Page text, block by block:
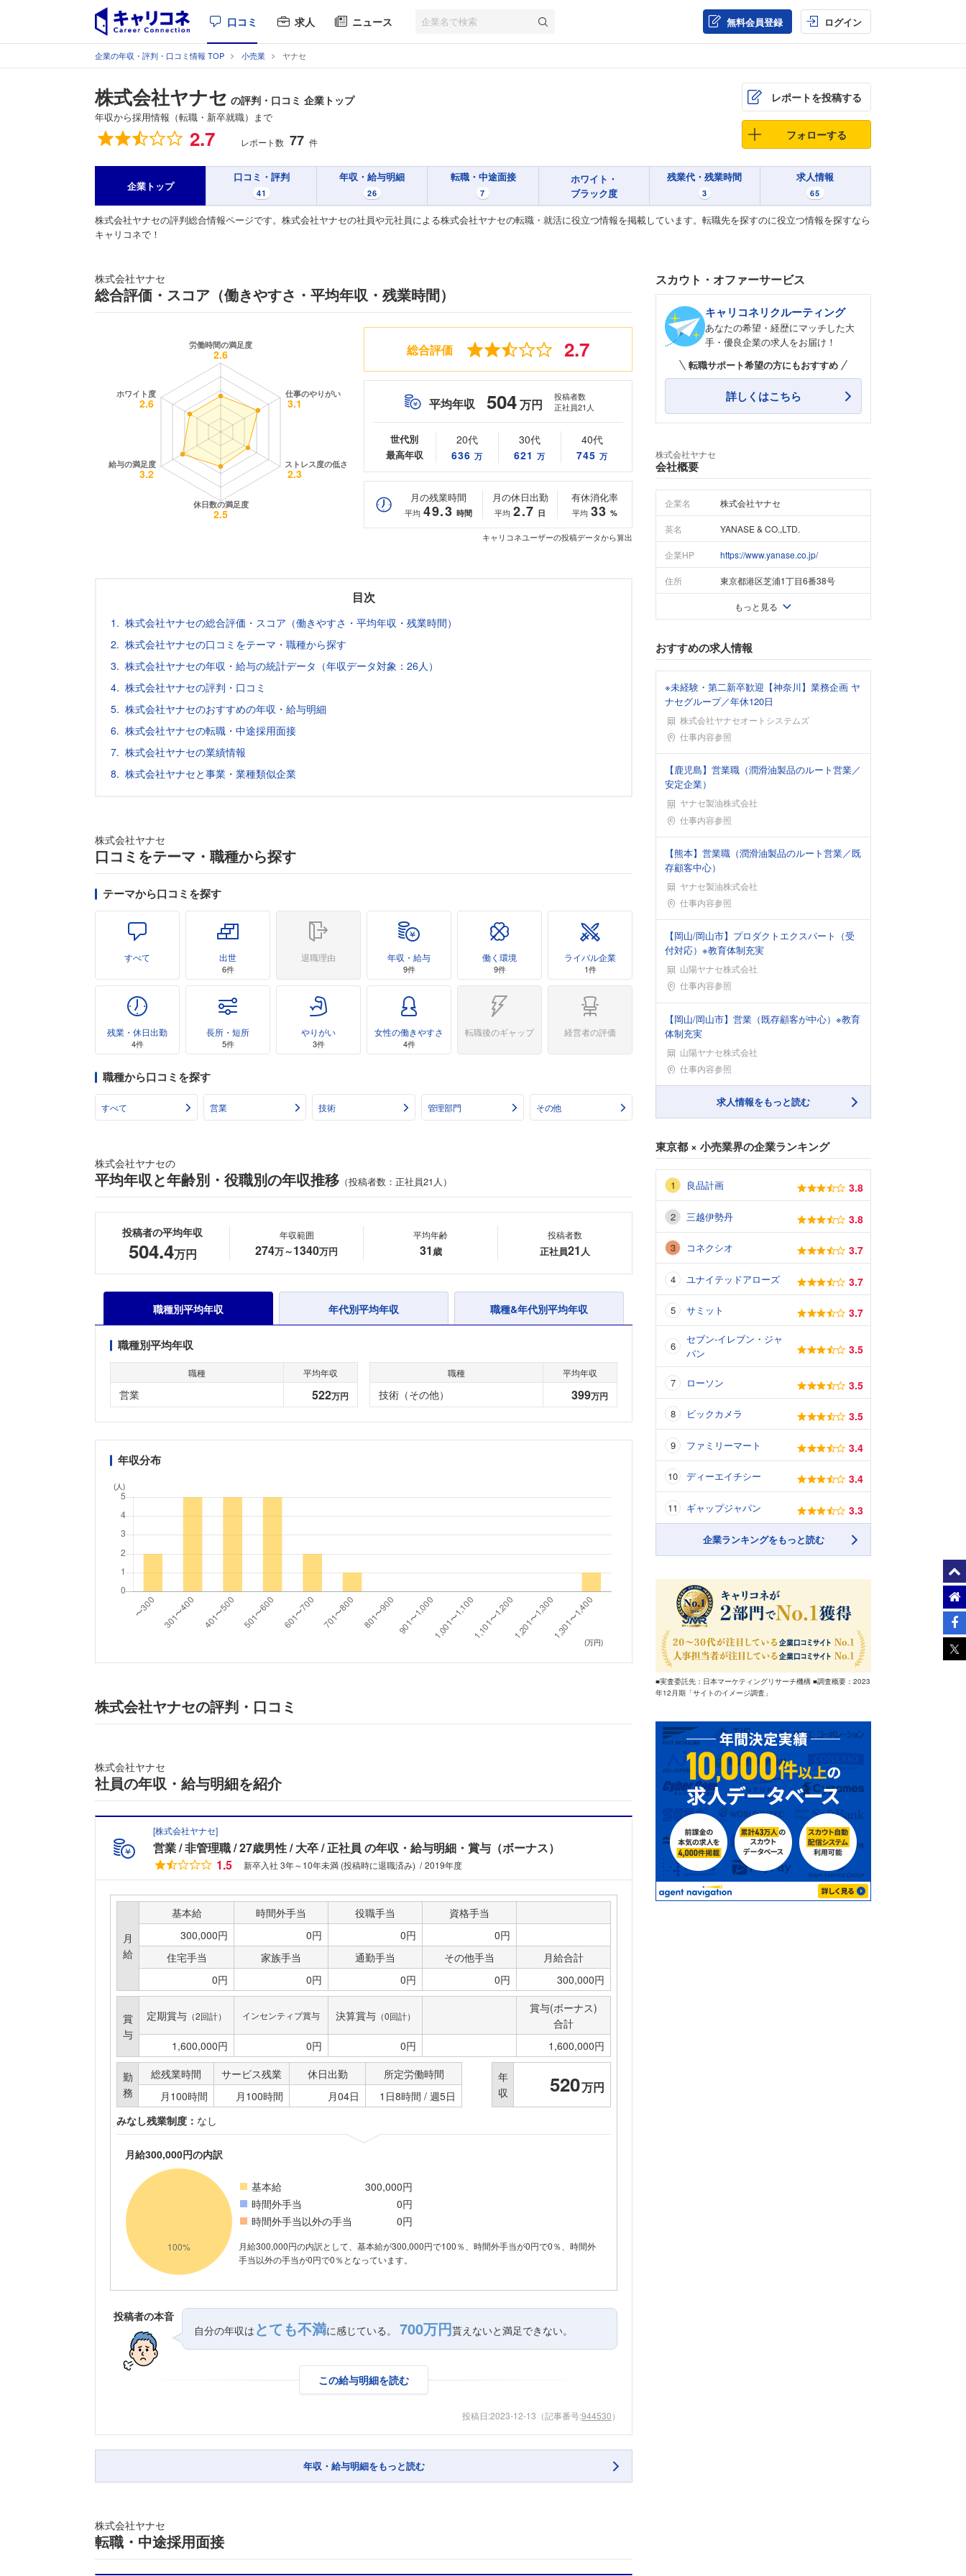
口コミ 求人 ニュース 無料会員登録 ログイン
企業の年収・評判・口コミ情報 TOP 小売業 ヤナセ
株式会社ヤナセ の評判・口コミ 企業トップ
年収から採用情報（転職・新卒就職）まで
総合評価 2.7 レポート数 77 件
レポートを投稿する
フォローする
企業トップ
口コミ・評判
41
年収・給与明細
26
転職・中途面接
7
ホワイト・
ブラック度
残業代・残業時間
3
求人情報
65
株式会社ヤナセの評判総合情報ページです。株式会社ヤナセの社員や元社員による株式会社ヤナセの転職・就活に役立つ情報を掲載しています。転職先を探すのに役立つ情報を探すなら
キャリコネで！
フォローしました
こちらの企業もフォローしませんか？
株式会社ヤナセ
総合評価・スコア（働きやすさ・平均年収・残業時間）
総合評価 2.7
平均年収 504万円
投稿者数
正社員21人
世代別
最高年収
20代
636 万
30代
621 万
40代
745 万
月の残業時間
平均 49.3 時間
月の休日出勤
平均 2.7 日
有休消化率
平均 33 %
キャリコネユーザーの投稿データから算出
目次
株式会社ヤナセの総合評価・スコア（働きやすさ・平均年収・残業時間）
株式会社ヤナセの口コミをテーマ・職種から探す
株式会社ヤナセの年収・給与の統計データ（年収データ対象：26人）
株式会社ヤナセの評判・口コミ
株式会社ヤナセのおすすめの年収・給与明細
株式会社ヤナセの転職・中途採用面接
株式会社ヤナセの業績情報
株式会社ヤナセと事業・業種類似企業
株式会社ヤナセ
口コミをテーマ・職種から探す
テーマから口コミを探す
すべて 出世
6件
退職理由 年収・給与
9件
働く環境
9件
ライバル企業
1件
残業・休日出勤
4件
長所・短所
5件
やりがい
3件
女性の働きやすさ
4件
転職後のギャップ 経営者の評価
職種から口コミを探す
すべて 営業 技術 管理部門 その他
株式会社ヤナセの
平均年収と年齢別・役職別の年収推移 （投稿者数：正社員21人）
投稿者の平均年収
504.4万円
年収範囲
274万～1340万円
平均年齢
31 歳
投稿者数
正社員21 人
職種別平均年収 年代別平均年収 職種&年代別平均年収
職種別平均年収
職種 平均年収
営業 522万円
職種 平均年収
技術（その他） 399万円
年収分布
(人)
(万円)
株式会社ヤナセの評判・口コミ
株式会社ヤナセ
社員の年収・給与明細を紹介
[株式会社ヤナセ]
営業 非管理職 27歳男性 大卒 正社員 の年収・給与明細・賞与（ボーナス）
1.5
新卒入社 3年～10年未満 (投稿時に退職済み) 2019年度
月
給
基本給 時間外手当 役職手当
資格手当
300,000円
0円 0円
0円
住宅手当
家族手当 通勤手当 その他手当
月給合計
0円
0円 0円 0円 300,000円
賞
与
定期賞与 （2回計） インセンティブ賞与 決算賞与（0回計）
賞与(ボーナス)
合計
1,600,000円
0円 0円 1,600,000円
勤
務
総残業時間 サービス残業 休日出勤
所定労働時間
月100時間
月100時間 月04日 1日8時間 / 週5日
年
収
520万円
みなし残業制度： なし
月給300,000円の内訳
基本給
300,000円
時間外手当
0円
時間外手当以外の手当
0円
月給300,000円の内訳として、基本給が300,000円で100％、時間外手当が0円で0％、時間外
手当以外の手当が0円で0％となっています。
投稿者の本音
自分の年収は とても不満に感じている。 700万円貰えないと満足できない。
この給与明細を読む
投稿日:2023-12-13 （記事番号:944530）
年収・給与明細をもっと読む
株式会社ヤナセ
転職・中途採用面接
スカウト・オファーサービス
キャリコネリクルーティング
あなたの希望・経歴にマッチした大
手・優良企業の求人をお届け！
転職サポート希望の方にもおすすめ
詳しくはこちら
株式会社ヤナセ
会社概要
企業名 株式会社ヤナセ
英名 YANASE & CO.,LTD.
企業HP https://www.yanase.co.jp/
住所 東京都港区芝浦1丁目6番38号
もっと見る
おすすめの求人情報
※未経験・第二新卒歓迎【神奈川】業務企画 ヤ
ナセグループ／年休120日
株式会社ヤナセオートシステムズ
勤務地仕事内容参照
【鹿児島】営業職（潤滑油製品のルート営業／
安定企業）
ヤナセ製油株式会社
勤務地仕事内容参照
【熊本】営業職（潤滑油製品のルート営業／既
存顧客中心）
ヤナセ製油株式会社
勤務地仕事内容参照
【岡山/岡山市】プロダクトエクスパート（受
付対応）※教育体制充実
山陽ヤナセ株式会社
勤務地仕事内容参照
【岡山/岡山市】営業（既存顧客が中心）※教育
体制充実
山陽ヤナセ株式会社
勤務地仕事内容参照
求人情報をもっと読む
東京都 × 小売業界の企業ランキング
良品計画 3.8
三越伊勢丹 3.8
コネクシオ 3.7
ユナイテッドアローズ 3.7
サミット 3.7
セブン-イレブン・ジャ
パン
3.5
ローソン 3.5
ビックカメラ 3.5
ファミリーマート 3.4
ディーエイチシー 3.4
ギャップジャパン 3.3
企業ランキングをもっと読む
■実査委託先：日本マーケティングリサーチ機構 ■調査概要：2023
年12月期「サイトのイメージ調査」